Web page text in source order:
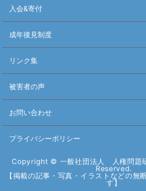
入会&寄付
成年後見制度
リンク集
被害者の声
お問い合わせ
プライバシーポリシー
Copyright © 一般社団法人 人権問題
Reserved.
【掲載の記事・写真・イラストなどの無
す】